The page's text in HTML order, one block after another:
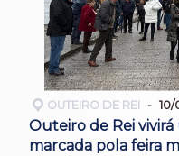
OUTEIRO DE REI 10/
Outeiro de Rei
marcada pola feira